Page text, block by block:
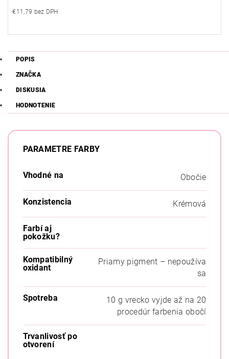
€11,79 bez DPH
POPIS
ZNAČKA
DISKUSIA
HODNOTENIE
PARAMETRE FARBY
Vhodné na Obočie
Konzistencia Krémová
Farbí aj
pokožku?
Kompatibilný
oxidant
Priamy pigment – nepoužíva
sa
Spotreba
10 g vrecko vyjde až na 20
procedúr farbenia obočí
Trvanlivosť po
otvorení